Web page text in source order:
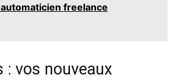
freelance
: vos nouveaux